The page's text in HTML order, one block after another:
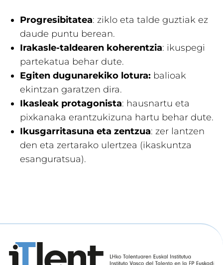
Progresibitatea: ziklo eta talde guztiak ez
daude puntu berean.
Irakasle-taldearen koherentzia: ikuspegi
partekatua behar dute.
Egiten dugunarekiko lotura: balioak
ekintzan garatzen dira.
Ikasleak protagonista: hausnartu eta
pixkanaka erantzukizuna hartu behar dute.
Ikusgarritasuna eta zentzua: zer lantzen
den eta zertarako ulertzea (ikaskuntza
esanguratsua).